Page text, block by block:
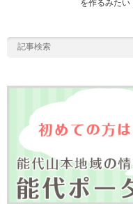
を作るみた